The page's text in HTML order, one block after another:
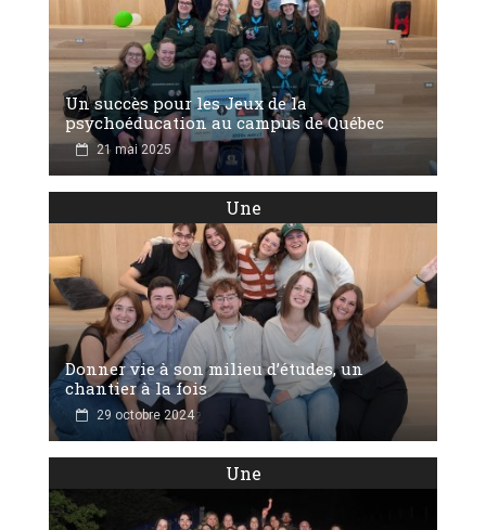
Un succès pour les Jeux de la
psychoéducation au campus de Québec
21 mai 2025
Une
Donner vie à son milieu d’études, un
chantier à la fois
29 octobre 2024
Une